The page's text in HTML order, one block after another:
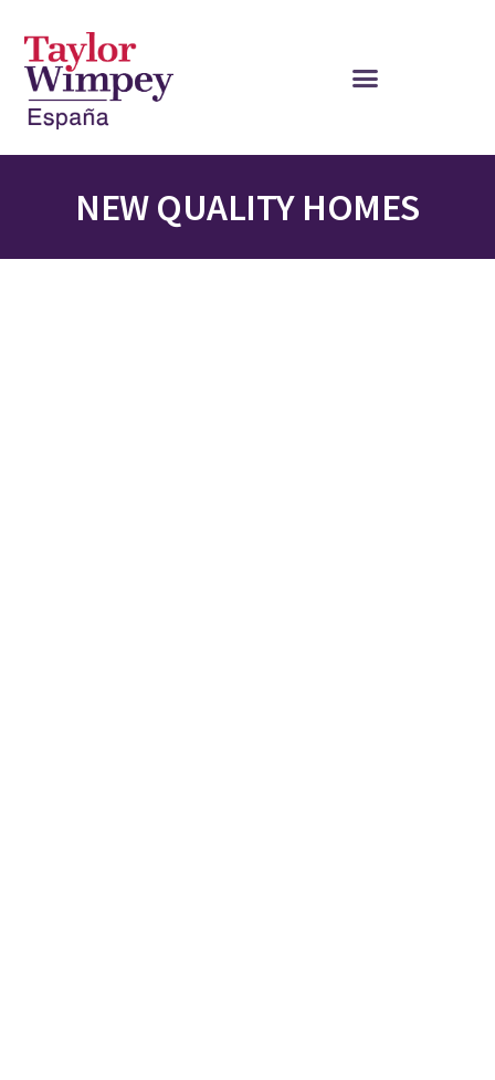
NEW QUALITY HOMES